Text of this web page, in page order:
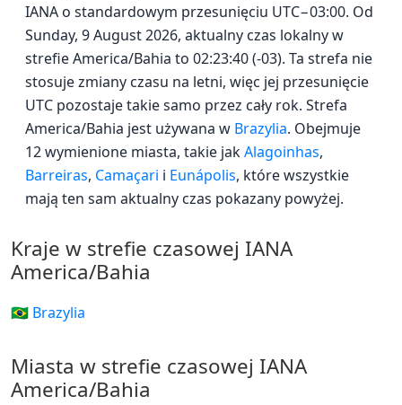
IANA o standardowym przesunięciu UTC−03:00. Od
Sunday, 9 August 2026, aktualny czas lokalny w
strefie America/Bahia to 02:23:40 (-03). Ta strefa nie
stosuje zmiany czasu na letni, więc jej przesunięcie
UTC pozostaje takie samo przez cały rok. Strefa
America/Bahia jest używana w Brazylia. Obejmuje
12 wymienione miasta, takie jakAlagoinhas,
Barreiras, Camaçari i Eunápolis, które wszystkie
mają ten sam aktualny czas pokazany powyżej.
Kraje w strefie czasowej IANA
America/Bahia
🇧🇷 Brazylia
Miasta w strefie czasowej IANA
America/Bahia